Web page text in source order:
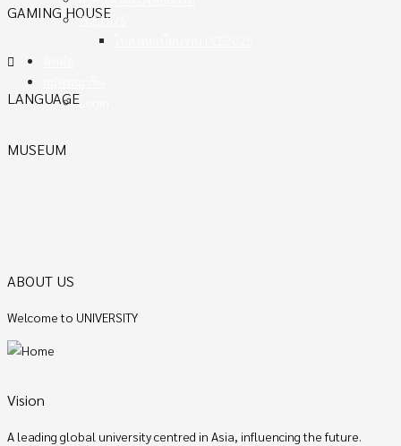
PCE2025
Login
GAMING HOUSE
LANGUAGE
MUSEUM
ABOUT US
Welcome to UNIVERSITY
Vision
A leading global university centred in Asia, influencing the future.